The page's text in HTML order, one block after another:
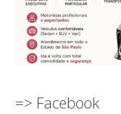
=> Facebook